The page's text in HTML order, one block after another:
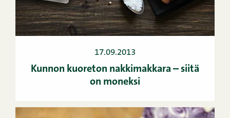
17.09.2013
Kunnon kuoreton nakkimakkara – siitä
on moneksi